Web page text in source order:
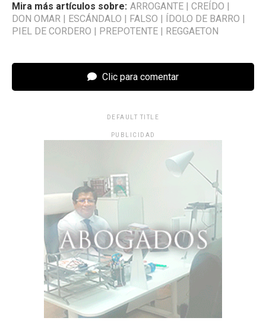
Mira más artículos sobre: ARROGANTE CREÍDO
DON OMAR
ESCÁNDALO FALSO ÍDOLO DE BARRO
PIEL DE CORDERO
PREPOTENTE REGGAETON
Clic para comentar
DEFAULT TITLE
PUBLICIDAD